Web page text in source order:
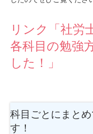
リンク「社
各科目の勉強
した！」
科目ごとにまと
す！